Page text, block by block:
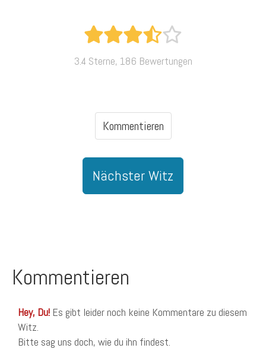
3.4 Sterne, 186 Bewertungen
Kommentieren
Nächster Witz
Kommentieren
Hey, Du! Es gibt leider noch keine Kommentare zu diesem
Witz.
Bitte sag uns doch, wie du ihn findest.